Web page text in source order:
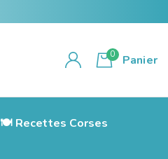
0 Panier
🍽️ Recettes Corses